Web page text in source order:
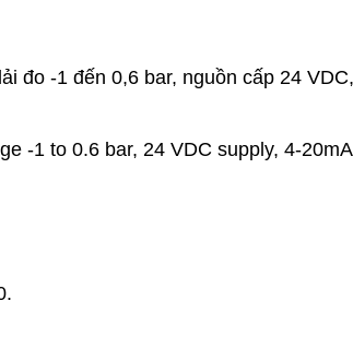
đo -1 đến 0,6 bar, nguồn cấp 24
-1 to 0.6 bar, 24 VDC supply, 4-20mA